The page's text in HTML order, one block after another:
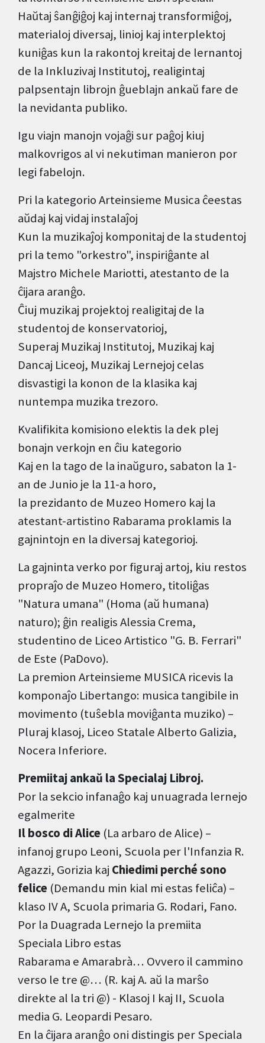
Haŭtaj ŝanĝiĝoj kaj internaj transformiĝoj,
materialoj diversaj, linioj kaj interplektoj
kuniĝas kun la rakontoj kreitaj de lernantoj
de la Inkluzivaj Institutoj, realigintaj
palpsentajn librojn ĝueblajn ankaŭ fare de
la nevidanta publiko.
Igu viajn manojn vojaĝi sur paĝoj kiuj
malkovrigos al vi nekutiman manieron por
legi fabelojn.
Pri la kategorio Arteinsieme Musica ĉeestas
aŭdaj kaj vidaj instalaĵoj
Kun la muzikaĵoj komponitaj de la studentoj
pri la temo "orkestro", inspiriĝante al
Majstro Michele Mariotti, atestanto de la
ĉijara aranĝo.
Ĉiuj muzikaj projektoj realigitaj de la
studentoj de konservatorioj,
Superaj Muzikaj Institutoj, Muzikaj kaj
Dancaj Liceoj, Muzikaj Lernejoj celas
disvastigi la konon de la klasika kaj
nuntempa muzika trezoro.
Kvalifikita komisiono elektis la dek plej
bonajn verkojn en ĉiu kategorio
Kaj en la tago de la inaŭguro, sabaton la 1-
an de Junio je la 11-a horo,
la prezidanto de Muzeo Homero kaj la
atestant-artistino Rabarama proklamis la
gajnintojn en la diversaj kategorioj.
La gajninta verko por figuraj artoj, kiu restos
propraĵo de Muzeo Homero, titoliĝas
"Natura umana" (Homa (aŭ humana)
naturo); ĝin realigis Alessia Crema,
studentino de Liceo Artistico "G. B. Ferrari"
de Este (PaDovo).
La premion Arteinsieme MUSICA ricevis la
komponaĵo Libertango: musica tangibile in
movimento (tuŝebla moviĝanta muziko) –
Pluraj klasoj, Liceo Statale Alberto Galizia,
Nocera Inferiore.
Premiitaj ankaŭ la Specialaj Libroj.
Por la sekcio infanaĝo kaj unuagrada lernejo
egalmerite
Il bosco di Alice (La arbaro de Alice) –
infanoj grupo Leoni, Scuola per l'Infanzia R.
Agazzi, Gorizia kaj Chiedimi perché sono
felice (Demandu min kial mi estas feliĉa) –
klaso IV A, Scuola primaria G. Rodari, Fano.
Por la Duagrada Lernejo la premiita
Speciala Libro estas
Rabarama e Amarabrà… Ovvero il cammino
verso le tre @… (R. kaj A. aŭ la marŝo
direkte al la tri @) - Klasoj I kaj II, Scuola
media G. Leopardi Pesaro.
En la ĉijara aranĝo oni distingis per Speciala